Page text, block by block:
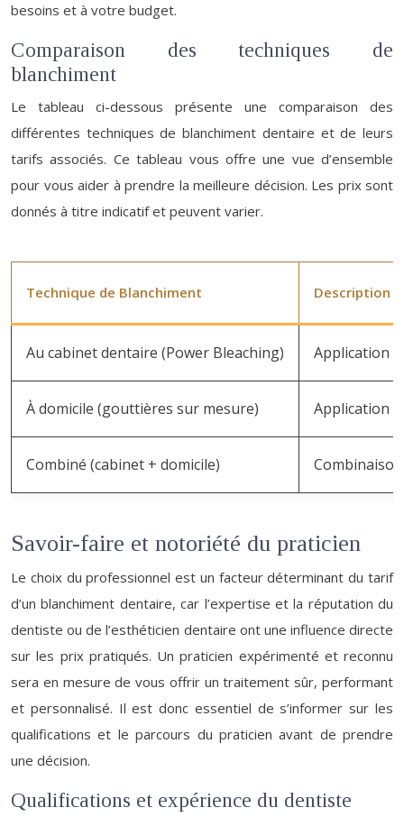
besoins et à votre budget.
Comparaison des techniques de
blanchiment
Le tableau ci-dessous présente une comparaison des
différentes techniques de blanchiment dentaire et de leurs
tarifs associés. Ce tableau vous offre une vue d’ensemble
pour vous aider à prendre la meilleure décision. Les prix sont
donnés à titre indicatif et peuvent varier.
Technique de Blanchiment Description
Au cabinet dentaire (Power Bleaching) Application
À domicile (gouttières sur mesure) Application
Combiné (cabinet + domicile)
Savoir-faire et notoriété du praticien
Le choix du professionnel est un facteur déterminant du tarif
d’un blanchiment dentaire, car l’expertise et la réputation du
dentiste ou de l’esthéticien dentaire ont une influence directe
sur les prix pratiqués. Un praticien expérimenté et reconnu
sera en mesure de vous offrir un traitement sûr, performant
et personnalisé. Il est donc essentiel de s’informer sur les
qualifications et le parcours du praticien avant de prendre
une décision.
Qualifications et expérience du dentiste